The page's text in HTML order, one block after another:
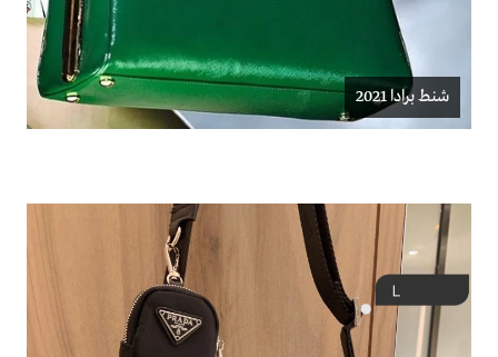
شنط برادا 2021